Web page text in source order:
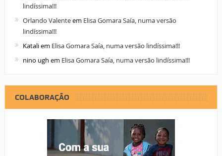
lindíssima!!!
Orlando Valenteem Elisa Gomara Saía, numa versão
lindíssima!!!
Kataliem Elisa Gomara Saía, numa versão lindíssima!!!
nino ugh em Elisa Gomara Saía, numa versão lindíssima!!!
COLABORAÇÃO